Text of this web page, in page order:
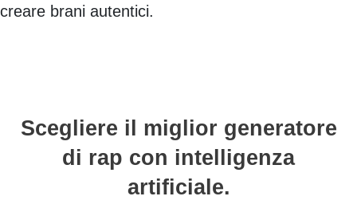
creare brani autentici.
Scegliere il miglior generatore
di rap con intelligenza
artificiale.